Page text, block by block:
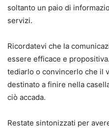
soltanto un paio di
servizi.
Ricordatevi che la
essere efficace e
tediarlo o convincerlo che il
destinato a finire nella
ciò accada.
Restate sintonizzati per